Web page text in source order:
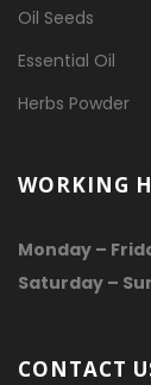
Oil Seeds
Essential Oil
Herbs Powder
WORKING
Monday –
Saturday –
CONTACT